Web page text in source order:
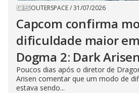
OUTERSPACE/31/07/2026
Capcom confirma
dificuldade maior em
Dogma 2: Dark Arisen
Poucos dias após o diretor de
Arisen comentar que um modo de
estava sendo...